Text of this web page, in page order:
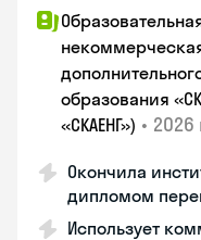
образования
«СКАЕНГ») • 2026
Окончила
дипломом
Использует